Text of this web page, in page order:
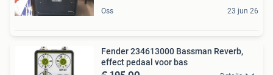
Oss 23 jun 26
Fender 234613000 Bassman Reverb,
effect pedaal voor bas